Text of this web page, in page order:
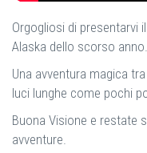
Orgogliosi di presentarvi
Alaska dello scorso anno.
Una avventura magica
luci lunghe come pochi
Buona Visione e restate
avventure.